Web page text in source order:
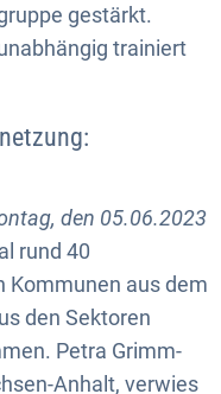
gestärkt.
trainiert
den 05.06.2023
rund 40
Kommunen aus dem
den Sektoren
Petra Grimm-
Anhalt, verwies